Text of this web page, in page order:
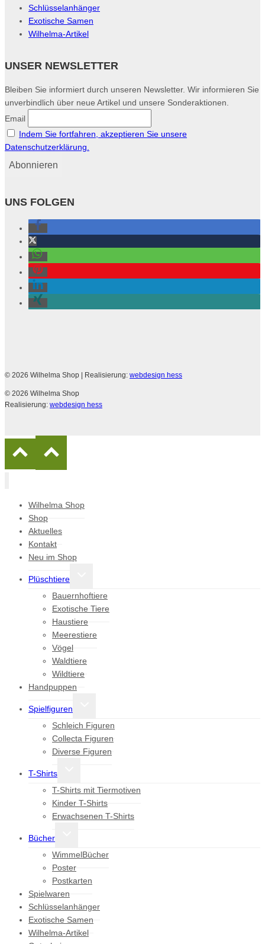
Schlüsselanhänger
Exotische Samen
Wilhelma-Artikel
UNSER NEWSLETTER
Bleiben Sie informiert durch unseren Newsletter. Wir informieren Sie
unverbindlich über neue Artikel und unsere Sonderaktionen.
Email
Indem Sie fortfahren, akzeptieren Sie unsere
Datenschutzerklärung.
UNS FOLGEN
© 2026 Wilhelma Shop | Realisierung: webdesign hess
© 2026 Wilhelma Shop
Realisierung: webdesign hess
Wilhelma Shop
Shop
Aktuelles
Kontakt
Neu im Shop
Plüschtiere
Bauernhoftiere
Exotische Tiere
Haustiere
Meerestiere
Vögel
Waldtiere
Wildtiere
Handpuppen
Spielfiguren
Schleich Figuren
Collecta Figuren
Diverse Figuren
T-Shirts
T-Shirts mit Tiermotiven
Kinder T-Shirts
Erwachsenen T-Shirts
Bücher
WimmelBücher
Poster
Postkarten
Spielwaren
Schlüsselanhänger
Exotische Samen
Wilhelma-Artikel